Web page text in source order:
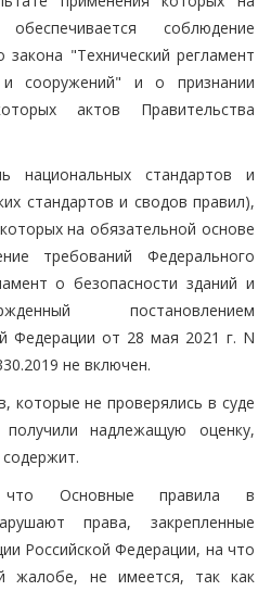
соблюдение
"Технический регламент
сооружений" и о признании
актов Правительства
национальных стандартов и
стандартов и сводов правил),
на обязательной основе
требований Федерального
о безопасности зданий и
постановлением
Федерации от 28 мая 2021 г. N
не включен.
которые не проверялись в суде
надлежащую оценку,
что Основные правила в
права, закрепленные
Российской Федерации, на что
жалобе, не имеется, так как